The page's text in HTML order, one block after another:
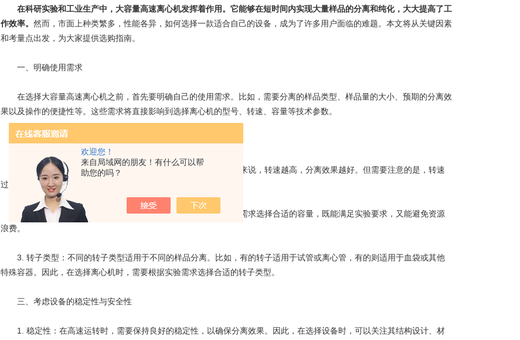
欢迎您！
来自局域网的朋友！有什么可以帮
助您的吗？
在科研实验和工业生产中，大容量高速离心机发挥着作用。它能够在短时间内实现大量样品的分离和纯化，大大提高了工
作效率。 然而，市面上种类繁多，性能各异，如何选择一款适合自己的设备，成为了许多用户面临的难题。本文将从关键因素
和考量点出发，为大家提供选购指南。
一、明确使用需求
在选择大容量高速离心机之前，首先要明确自己的使用需求。比如，需要分离的样品类型、样品量的大小、预期的分离效
果以及操作的便捷性等。这些需求将直接影响到选择离心机的型号、转速、容量等技术参数。
二、了解离心机的基本参数
1. 转速：离心机的转速是影响分离效果的关键因素之一。一般来说，转速越高，分离效果越好。但需要注意的是，转速
过高可能会导致设备磨损加剧，影响使用寿命。
2. 容量：容量决定了离心机一次可以处理的样品量。根据实验需求选择合适的容量，既能满足实验要求，又能避免资源
浪费。
3. 转子类型：不同的转子类型适用于不同的样品分离。比如，有的转子适用于试管或离心管，有的则适用于血袋或其他
特殊容器。因此，在选择离心机时，需要根据实验需求选择合适的转子类型。
三、考虑设备的稳定性与安全性
1. 稳定性：在高速运转时，需要保持良好的稳定性，以确保分离效果。因此，在选择设备时，可以关注其结构设计、材